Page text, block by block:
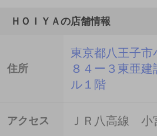
ＨＯＩＹＡの店舗情報
住所
東京都八王子市
８４ー３東亜建
ル１階
アクセス ＪＲ八高線 小